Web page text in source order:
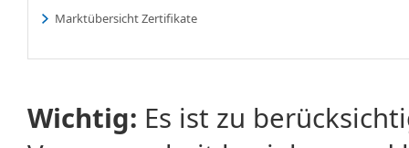
Marktübersicht Zertifikate
Wichtig: Es ist zu